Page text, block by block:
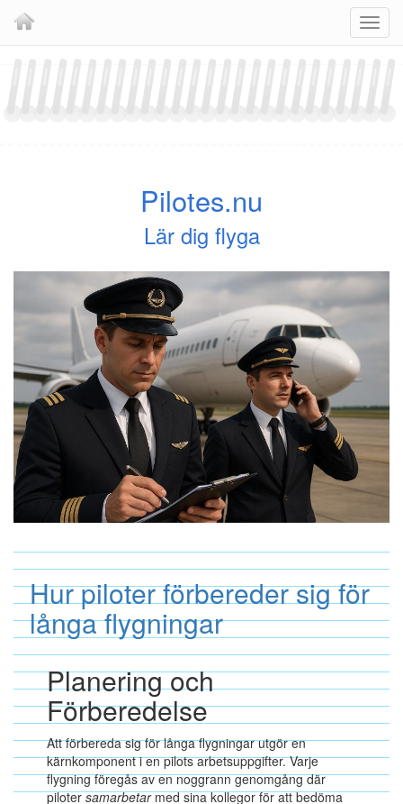
content
Pilotes.nu
Lär dig flyga
Hur piloter förbereder sig för
långa flygningar
Planering och
Förberedelse
Att förbereda sig för långa flygningar utgör en
kärnkomponent i en pilots arbetsuppgifter. Varje
flygning föregås av en noggrann genomgång där
pilotersamarbetarmed sina kollegor för att bedöma